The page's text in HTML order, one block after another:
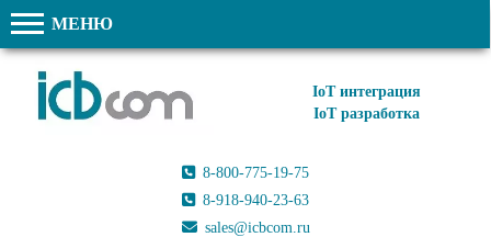
МЕНЮ
IoT интеграция
IoT разработка
8-800-775-19-75
8-918-940-23-63
sales@icbcom.ru